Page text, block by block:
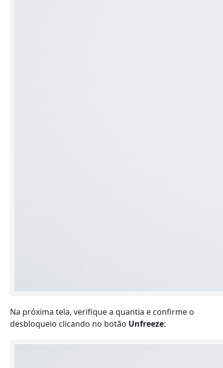
Na próxima tela, verifique a quantia e confirme o
desbloqueio clicando no botão Unfreeze: